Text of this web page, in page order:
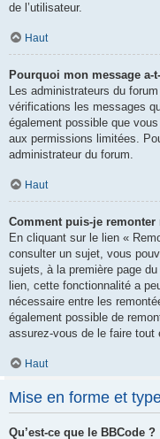
de l’utilisateur.
Haut
Pourquoi mon message a-
Les administrateurs du
vérifications les messages
également possible que
aux permissions limitées.
administrateur du forum.
Haut
Comment puis-je remonter
En cliquant sur le lien «
consulter un sujet, vous
sujets, à la première page
lien, cette fonctionnalité a
nécessaire entre les
également possible de
assurez-vous de le faire tout
Haut
Mise en forme et
Qu’est-ce que le BBCode ?